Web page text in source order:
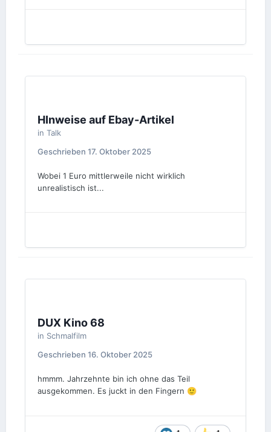
HInweise auf Ebay-Artikel
in Talk
Geschrieben 17. Oktober 2025
Wobei 1 Euro mittlerweile nicht wirklich
unrealistisch ist...
DUX Kino 68
in Schmalfilm
Geschrieben 16. Oktober 2025
hmmm. Jahrzehnte bin ich ohne das Teil
ausgekommen. Es juckt in den Fingern 🙂